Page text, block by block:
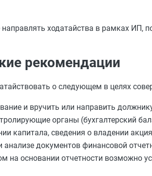
направлять ходатайства в рамках
рекомендации
о следующем в целях
и вручить или направить
органы (бухгалтерский
капитала, сведения о владении
анализе документов финансовой
на основании отчетности возможно